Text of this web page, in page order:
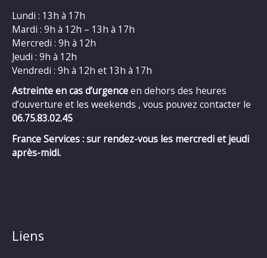
Lundi : 13h à 17h
Mardi : 9h à 12h – 13h à 17h
Mercredi : 9h à 12h
Jeudi : 9h à 12h
Vendredi : 9h à 12h et 13h à 17h
Astreinte en cas d’urgenceen dehors des heures
d’ouverture et les weekends , vous pouvez contacter le
06.75.83.02.45
France Services : sur rendez-vous les mercredi et jeudi
après-midi.
Liens